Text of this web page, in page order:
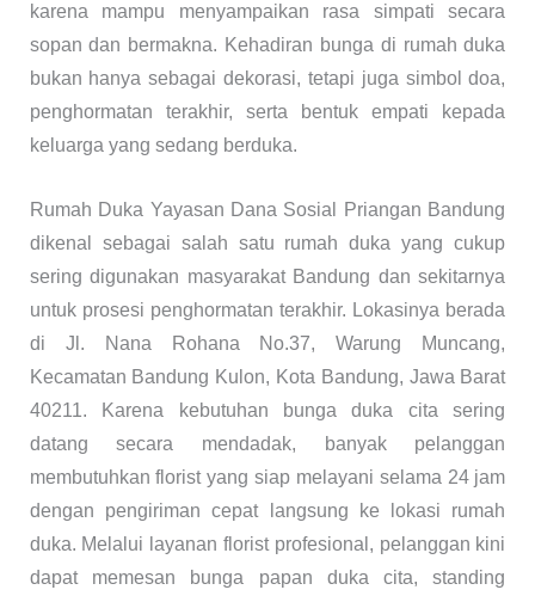
karena mampu menyampaikan rasa simpati secara
sopan dan bermakna. Kehadiran bunga di rumah duka
bukan hanya sebagai dekorasi, tetapi juga simbol doa,
penghormatan terakhir, serta bentuk empati kepada
keluarga yang sedang berduka.
Rumah Duka Yayasan Dana Sosial Priangan Bandung
dikenal sebagai salah satu rumah duka yang cukup
sering digunakan masyarakat Bandung dan sekitarnya
untuk prosesi penghormatan terakhir. Lokasinya berada
di Jl. Nana Rohana No.37, Warung Muncang,
Kecamatan Bandung Kulon, Kota Bandung, Jawa Barat
40211. Karena kebutuhan bunga duka cita sering
datang secara mendadak, banyak pelanggan
membutuhkan florist yang siap melayani selama 24 jam
dengan pengiriman cepat langsung ke lokasi rumah
duka. Melalui layanan florist profesional, pelanggan kini
dapat memesan bunga papan duka cita, standing